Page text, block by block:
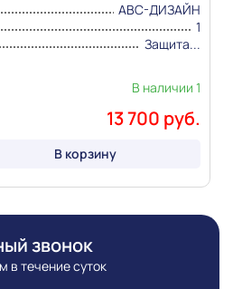
АВС-ДИЗАЙН
1
Защита...
В наличии 1
13 700 руб.
В корзину
звонок
в течение суток